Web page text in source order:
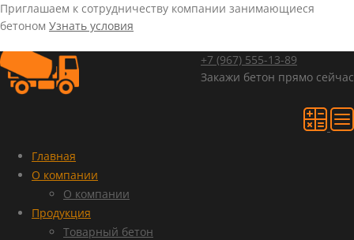
Приглашаем к сотрудничеству компании занимающиеся
бетоном Узнать условия
+7 (967) 555-13-89
Закажи бетон прямо сейчас
Главная
О компании
О компании
Продукция
Товарный бетон